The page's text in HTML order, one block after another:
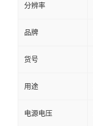
分辨率
品牌
货号
用途
电源电压